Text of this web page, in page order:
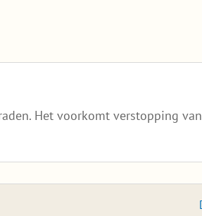
Het voorkomt verstopping van